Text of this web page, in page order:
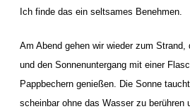
Ich finde das ein seltsames Benehmen.
Am Abend gehen wir wieder zum
und den Sonnenuntergang mit einer
Pappbechern genießen. Die Sonne
scheinbar ohne das Wasser zu berühren